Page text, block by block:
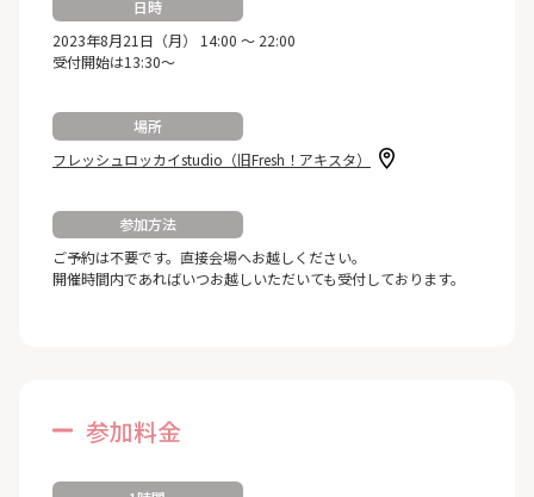
日時
2023年8月21日（月） 14:00 ～ 22:00
受付開始は13:30～
場所
フレッシュロッカイstudio（旧Fresh！アキスタ）
参加方法
ご予約は不要です。直接会場へお越しください。
開催時間内であればいつお越しいただいても受付しております。
参加料金